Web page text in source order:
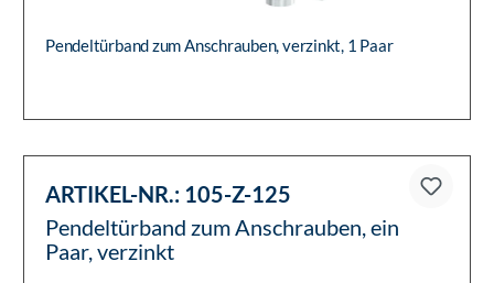
Pendeltürband zum Anschrauben, verzinkt, 1 Paar
ARTIKEL-NR.: 105-Z-125
Pendeltürband zum Anschrauben, ein
Paar, verzinkt